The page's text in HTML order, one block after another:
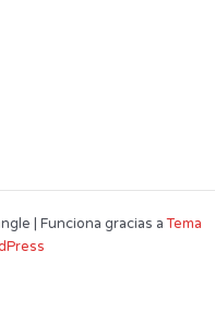
| Funciona gracias aTema